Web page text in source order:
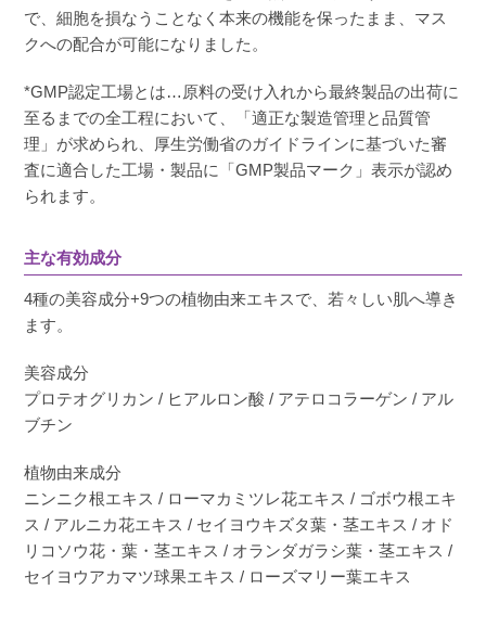
で、細胞を損なうことなく本来の機能を保ったまま、マス
クへの配合が可能になりました。
*GMP認定工場とは…原料の受け入れから最終製品の出荷に
至るまでの全工程において、「適正な製造管理と品質管
理」が求められ、厚生労働省のガイドラインに基づいた審
査に適合した工場・製品に「GMP製品マーク」表示が認め
られます。
主な有効成分
4種の美容成分+9つの植物由来エキスで、若々しい肌へ導き
ます。
美容成分
プロテオグリカン / ヒアルロン酸 / アテロコラーゲン / アル
ブチン
植物由来成分
ニンニク根エキス / ローマカミツレ花エキス / ゴボウ根エキ
ス / アルニカ花エキス / セイヨウキズタ葉・茎エキス / オド
リコソウ花・葉・茎エキス / オランダガラシ葉・茎エキス /
セイヨウアカマツ球果エキス / ローズマリー葉エキス